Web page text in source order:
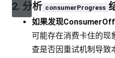
2. 分析 consumerProgress
如果发现
可能存在消费卡住的现
查是否因重试机制导致